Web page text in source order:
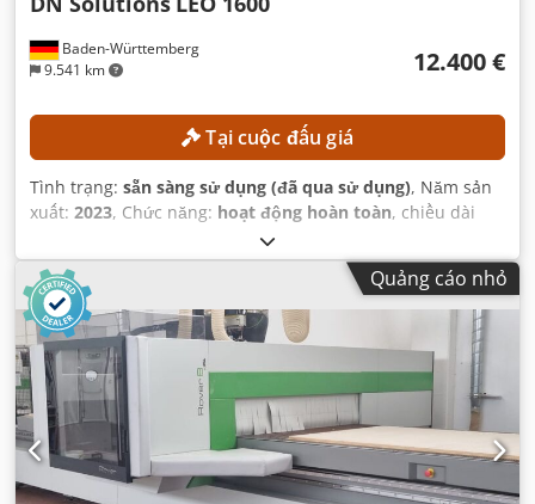
Baden-Württemberg
9.541 km
12.400 €
Tại cuộc đấu giá
Tình trạng: sẵn sàng sử dụng (đã qua sử dụng), Năm sản
xuất: 2023, Chức năng: hoạt động hoàn toàn, chiều dài
, đường kính tiện:
mm, tốc độ trục chính (tối đa):4.500 vòng/phút, mô hình
bộ điều khiển:
Quảng cáo nhỏ